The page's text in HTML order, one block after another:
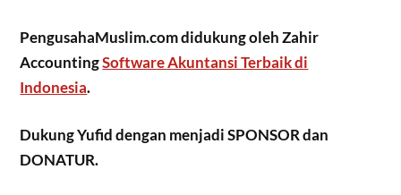
PengusahaMuslim.com didukung oleh Zahir
AccountingSoftware Akuntansi Terbaik di
Indonesia.
Dukung Yufid dengan menjadi SPONSOR dan
DONATUR.